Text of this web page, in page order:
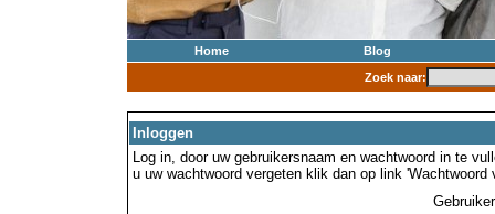
Home
Blog
Zoek naar:
Inloggen
Log in, door uw gebruikersnaam en wachtwoord in te
u uw wachtwoord vergeten klik dan op link 'Wachtwoord